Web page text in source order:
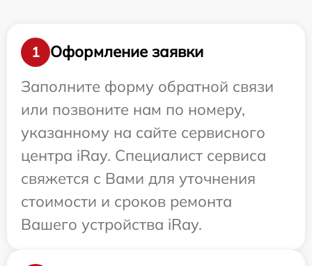
1
Оформление заявки
Заполните форму обратной связи
или позвоните нам по номеру,
указанному на сайте сервисного
центра iRay. Специалист сервиса
свяжется с Вами для уточнения
стоимости и сроков ремонта
Вашего устройства iRay.